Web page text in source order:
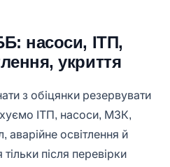
насоси, ІТП,
укриття
з обіцянки резервувати
ІТП, насоси, МЗК,
аварійне освітлення й
після перевірки